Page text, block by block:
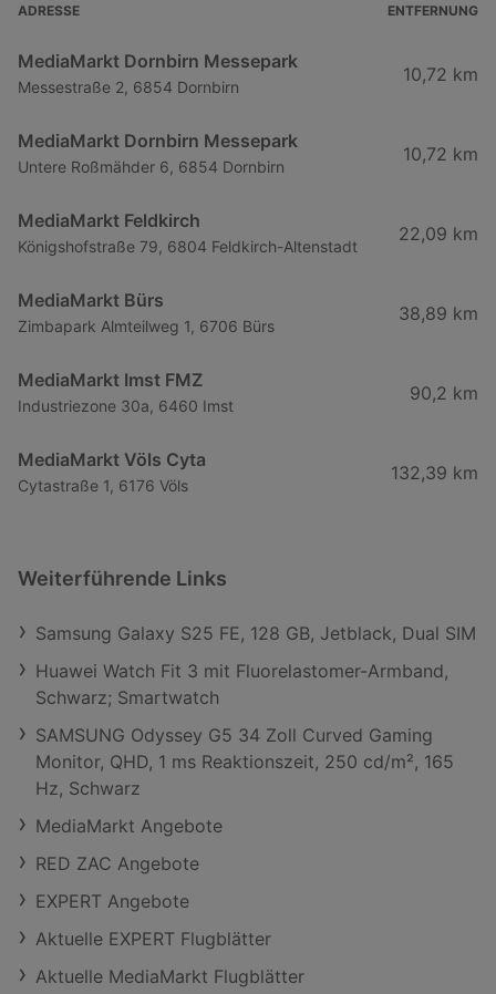
ADRESSE ENTFERNUNG
MediaMarkt Dornbirn Messepark
Messestraße 2, 6854 Dornbirn
10,72 km
MediaMarkt Dornbirn Messepark
Untere Roßmähder 6, 6854 Dornbirn
10,72 km
MediaMarkt Feldkirch
Königshofstraße 79, 6804 Feldkirch-Altenstadt
22,09 km
MediaMarkt Bürs
Zimbapark Almteilweg 1, 6706 Bürs
38,89 km
MediaMarkt Imst FMZ
Industriezone 30a, 6460 Imst
90,2 km
MediaMarkt Völs Cyta
Cytastraße 1, 6176 Völs
132,39 km
Weiterführende Links
Samsung Galaxy S25 FE, 128 GB, Jetblack, Dual SIM
Huawei Watch Fit 3 mit Fluorelastomer-Armband,
Schwarz; Smartwatch
SAMSUNG Odyssey G5 34 Zoll Curved Gaming
Monitor, QHD, 1 ms Reaktionszeit, 250 cd/m², 165
Hz, Schwarz
MediaMarkt Angebote
RED ZAC Angebote
EXPERT Angebote
Aktuelle EXPERT Flugblätter
Aktuelle MediaMarkt Flugblätter